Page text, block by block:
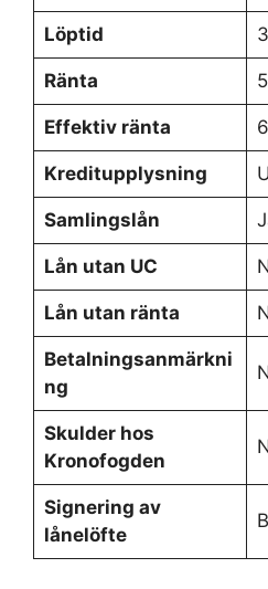
Löptid
Ränta
Effektiv ränta
Kreditupplysning
Samlingslån
Lån utan UC
Lån utan ränta
Betalningsanmärkni
ng
Skulder hos
Kronofogden
Signering av
lånelöfte